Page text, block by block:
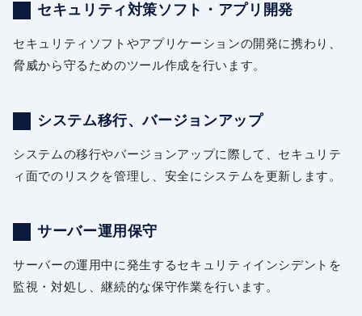
セキュリティ対策ソフト・アプリ開発
セキュリティソフトやアプリケーションの開発に携わり、
脅威から守るためのツール作成を行います。
システム移行、バージョンアップ
システムの移行やバージョンアップに際して、セキュリテ
ィ面でのリスクを管理し、安全にシステムを更新します。
サーバー運用保守
サーバーの運用中に発生するセキュリティインシデントを
監視・対処し、継続的な保守作業を行います。